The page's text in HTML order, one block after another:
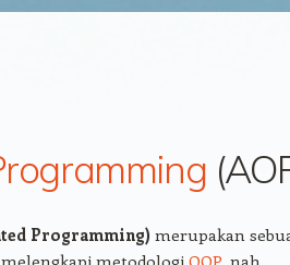
Programming) merupakan
metodologi OOP , nah